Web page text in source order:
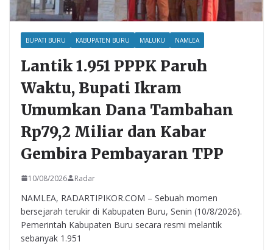
BUPATI BURU KABUPATEN BURU MALUKU NAMLEA
Lantik 1.951 PPPK Paruh
Waktu, Bupati Ikram
Umumkan Dana Tambahan
Rp79,2 Miliar dan Kabar
Gembira Pembayaran TPP
10/08/2026 Radar
NAMLEA, RADARTIPIKOR.COM – Sebuah momen
bersejarah terukir di Kabupaten Buru, Senin (10/8/2026).
Pemerintah Kabupaten Buru secara resmi melantik
sebanyak 1.951